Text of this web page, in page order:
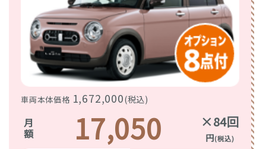
車両本体価格 1,672,000(税込)
月額 17,050 ×84回
円(税込)